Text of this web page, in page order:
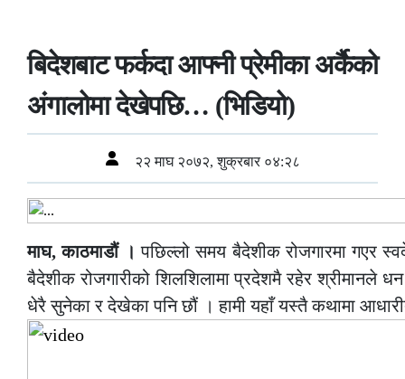
बिदेशबाट फर्कदा आफ्नी प्रेमीका अर्कैको
अंगालोमा देखेपछि… (भिडियो)
२२ माघ २०७२, शुक्रबार ०४:२८
माघ, काठमाडौं । पछिल्लो समय बैदेशीक रोजगारमा गएर
बैदेशीक रोजगारीको शिलशिलामा प्रदेशमै रहेर श्रीमानले
धेरै सुनेका र देखेका पनि छौं । हामी यहाँ यस्तै कथामा